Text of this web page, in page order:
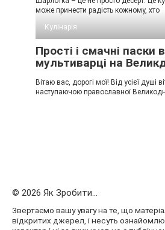
може принести радість кожному, хто
Кулінарія
Прості і смачні паски в
мультиварці на
Вітаю вас, дорогі мої! Від усієї душі
наступаючою православної
© 2026 Як Зробити...
Звертаємо вашу увагу на те, що
відкритих джерел, і несуть